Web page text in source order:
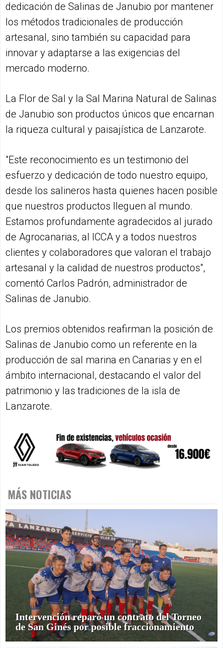
dedicación de Salinas de Janubio por mantener
los métodos tradicionales de producción
artesanal, sino también su capacidad para
innovar y adaptarse a las exigencias del
mercado moderno.
La Flor de Sal y la Sal Marina Natural de Salinas
de Janubio son productos únicos que encarnan
la riqueza cultural y paisajística de Lanzarote.
"Este reconocimiento es un testimonio del
esfuerzo y dedicación de todo nuestro equipo,
desde los salineros hasta quienes hacen posible
que nuestros productos lleguen al mundo.
Estamos profundamente agradecidos al jurado
de Agrocanarias, al ICCA y a todos nuestros
clientes y colaboradores que valoran el trabajo
artesanal y la calidad de nuestros productos",
comentó Carlos Padrón, administrador de
Salinas de Janubio.
Los premios obtenidos reafirman la posición de
Salinas de Janubio como un referente en la
producción de sal marina en Canarias y en el
ámbito internacional, destacando el valor del
patrimonio y las tradiciones de la isla de
Lanzarote.
MÁS NOTICIAS
Intervención reparó un contrato del Torneo
de San Ginés por posible fraccionamiento